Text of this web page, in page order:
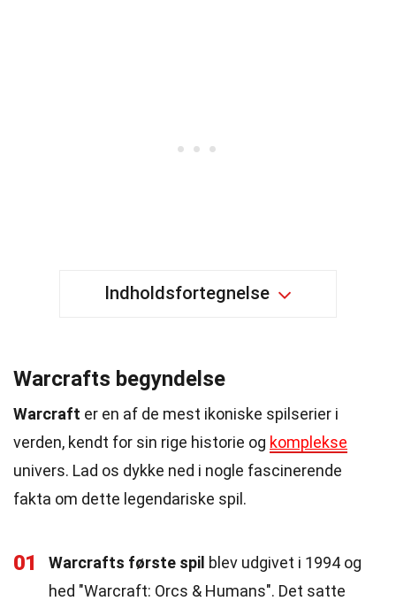
Indholdsfortegnelse
Warcrafts begyndelse
Warcraft er en af de mest ikoniske spilserier i
verden, kendt for sin rige historie og komplekse
univers. Lad os dykke ned i nogle fascinerende
fakta om dette legendariske spil.
01 Warcrafts første spil blev udgivet i 1994 og
hed "Warcraft: Orcs & Humans". Det satte